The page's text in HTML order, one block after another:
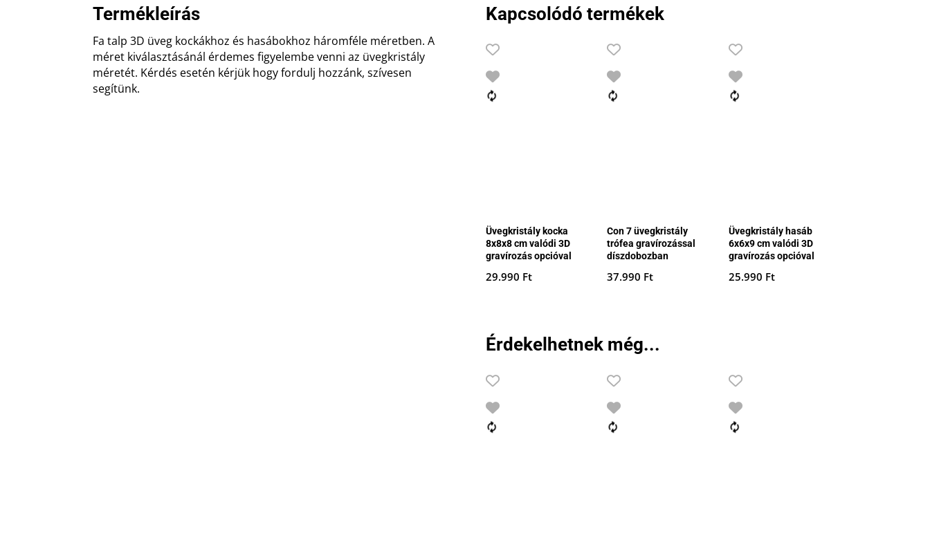
Termékleírás
Fa talp 3D üveg kockákhoz és hasábokhoz háromféle méretben. A
méret kiválasztásánál érdemes figyelembe venni az üvegkristály
méretét. Kérdés esetén kérjük hogy fordulj hozzánk, szívesen
segítünk.
Kapcsolódó termékek
Üvegkristály kocka
8x8x8 cm valódi 3D
gravírozás opcióval
29.990 Ft
Con 7 üvegkristály
trófea gravírozással
díszdobozban
37.990 Ft
Üvegkristály hasáb
6x6x9 cm valódi 3D
gravírozás opcióval
25.990 Ft
Érdekelhetnek még...